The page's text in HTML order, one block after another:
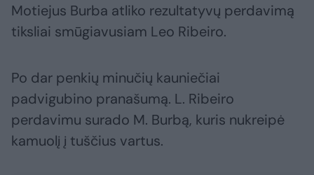
Motiejus Burba atliko rezultatyvų perdavimą
tiksliai smūgiavusiam Leo Ribeiro.
Po dar penkių minučių kauniečiai
padvigubino pranašumą. L. Ribeiro
perdavimu surado M. Burbą, kuris nukreipė
kamuolį į tuščius vartus.